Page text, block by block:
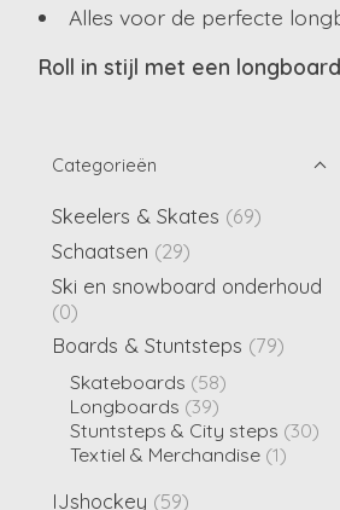
Alles voor de perfecte
Roll in stijl met een
Categorieën
Skeelers & Skates (69)
Schaatsen (29)
Ski en snowboard onderhoud
(0)
Boards & Stuntsteps (79)
Skateboards (58)
Longboards (39)
Stuntsteps & City steps (30)
Textiel & Merchandise (1)
IJshockey (59)